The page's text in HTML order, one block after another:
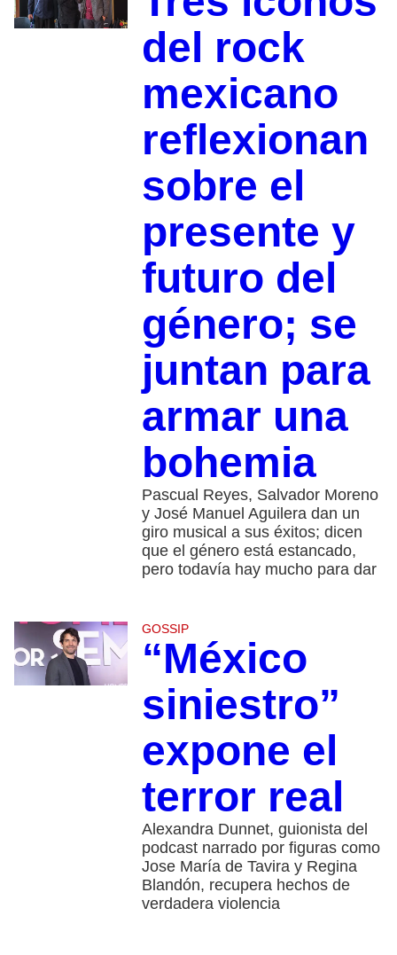
del rock
mexicano
reflexionan
sobre el
presente y
futuro del
género; se
juntan para
armar una
bohemia
Pascual Reyes, Salvador Moreno
y José Manuel Aguilera dan un
giro musical a sus éxitos; dicen
que el género está estancado,
pero todavía hay mucho para dar
GOSSIP
“México
siniestro”
expone el
terror real
Alexandra Dunnet, guionista del
podcast narrado por figuras como
Jose María de Tavira y Regina
Blandón, recupera hechos de
verdadera violencia